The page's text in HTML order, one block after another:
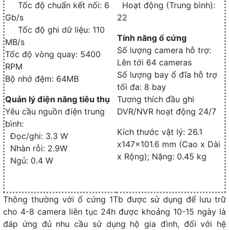
Tốc độ chuẩn kết nối: 6
Gb/s
Tốc độ ghi dữ liệu: 110
MB/s
Tốc độ vòng quay: 5400
RPM
Bộ nhớ đệm: 64MB
Quản lý điện năng tiêu thụ
Yêu cầu nguồn điện trung
bình:
Đọc/ghi: 3.3 W
Nhàn rỗi: 2.9W
Ngủ: 0.4 W
Hoạt động (Trung bình):
22
Tính năng ổ cứng
Số lượng camera hỗ trợ:
Lên tới 64 cameras
Số lượng bay ổ đĩa hỗ trợ
tối đa: 8 bay
Tương thích đầu ghi
DVR/NVR hoạt động 24/7
Kích thước vật lý: 26.1
x147x101.6 mm (Cao x Dài
x Rộng); Nặng: 0.45 kg
Thông thường với ổ cứng 1Tb được sử dụng để lưu trữ
cho 4-8 camera liên tục 24h được khoảng 10-15 ngày là
đáp ứng đủ nhu cầu sử dụng hộ gia đình, đối với hệ